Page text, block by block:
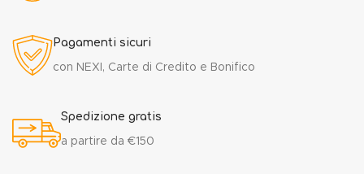
Pagamenti sicuri
con NEXI, Carte di Credito e Bonifico
Spedizione gratis
a partire da €150